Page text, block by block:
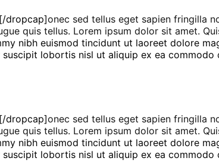
dropcap]onec sed tellus eget sapien fringilla
quis tellus. Lorem ipsum dolor sit amet.
nibh euismod tincidunt ut laoreet dolore
suscipit lobortis nisl ut aliquip ex ea commodo
dropcap]onec sed tellus eget sapien fringilla
quis tellus. Lorem ipsum dolor sit amet.
nibh euismod tincidunt ut laoreet dolore
suscipit lobortis nisl ut aliquip ex ea commodo